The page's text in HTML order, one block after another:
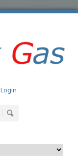
Login